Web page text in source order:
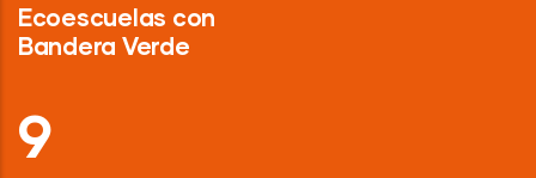
Ecoescuelas con
Bandera Verde
13